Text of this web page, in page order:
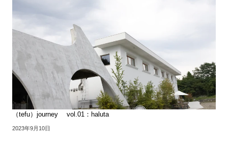
（tefu）journey vol.01：haluta
2023年9月10日